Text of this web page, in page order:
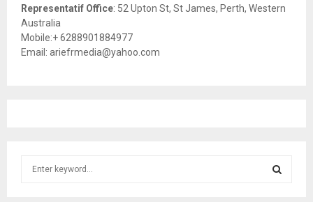
Representatif Office: 52 Upton St, St James, Perth, Western
Australia
Mobile:+ 6288901884977
Email: ariefrmedia@yahoo.com